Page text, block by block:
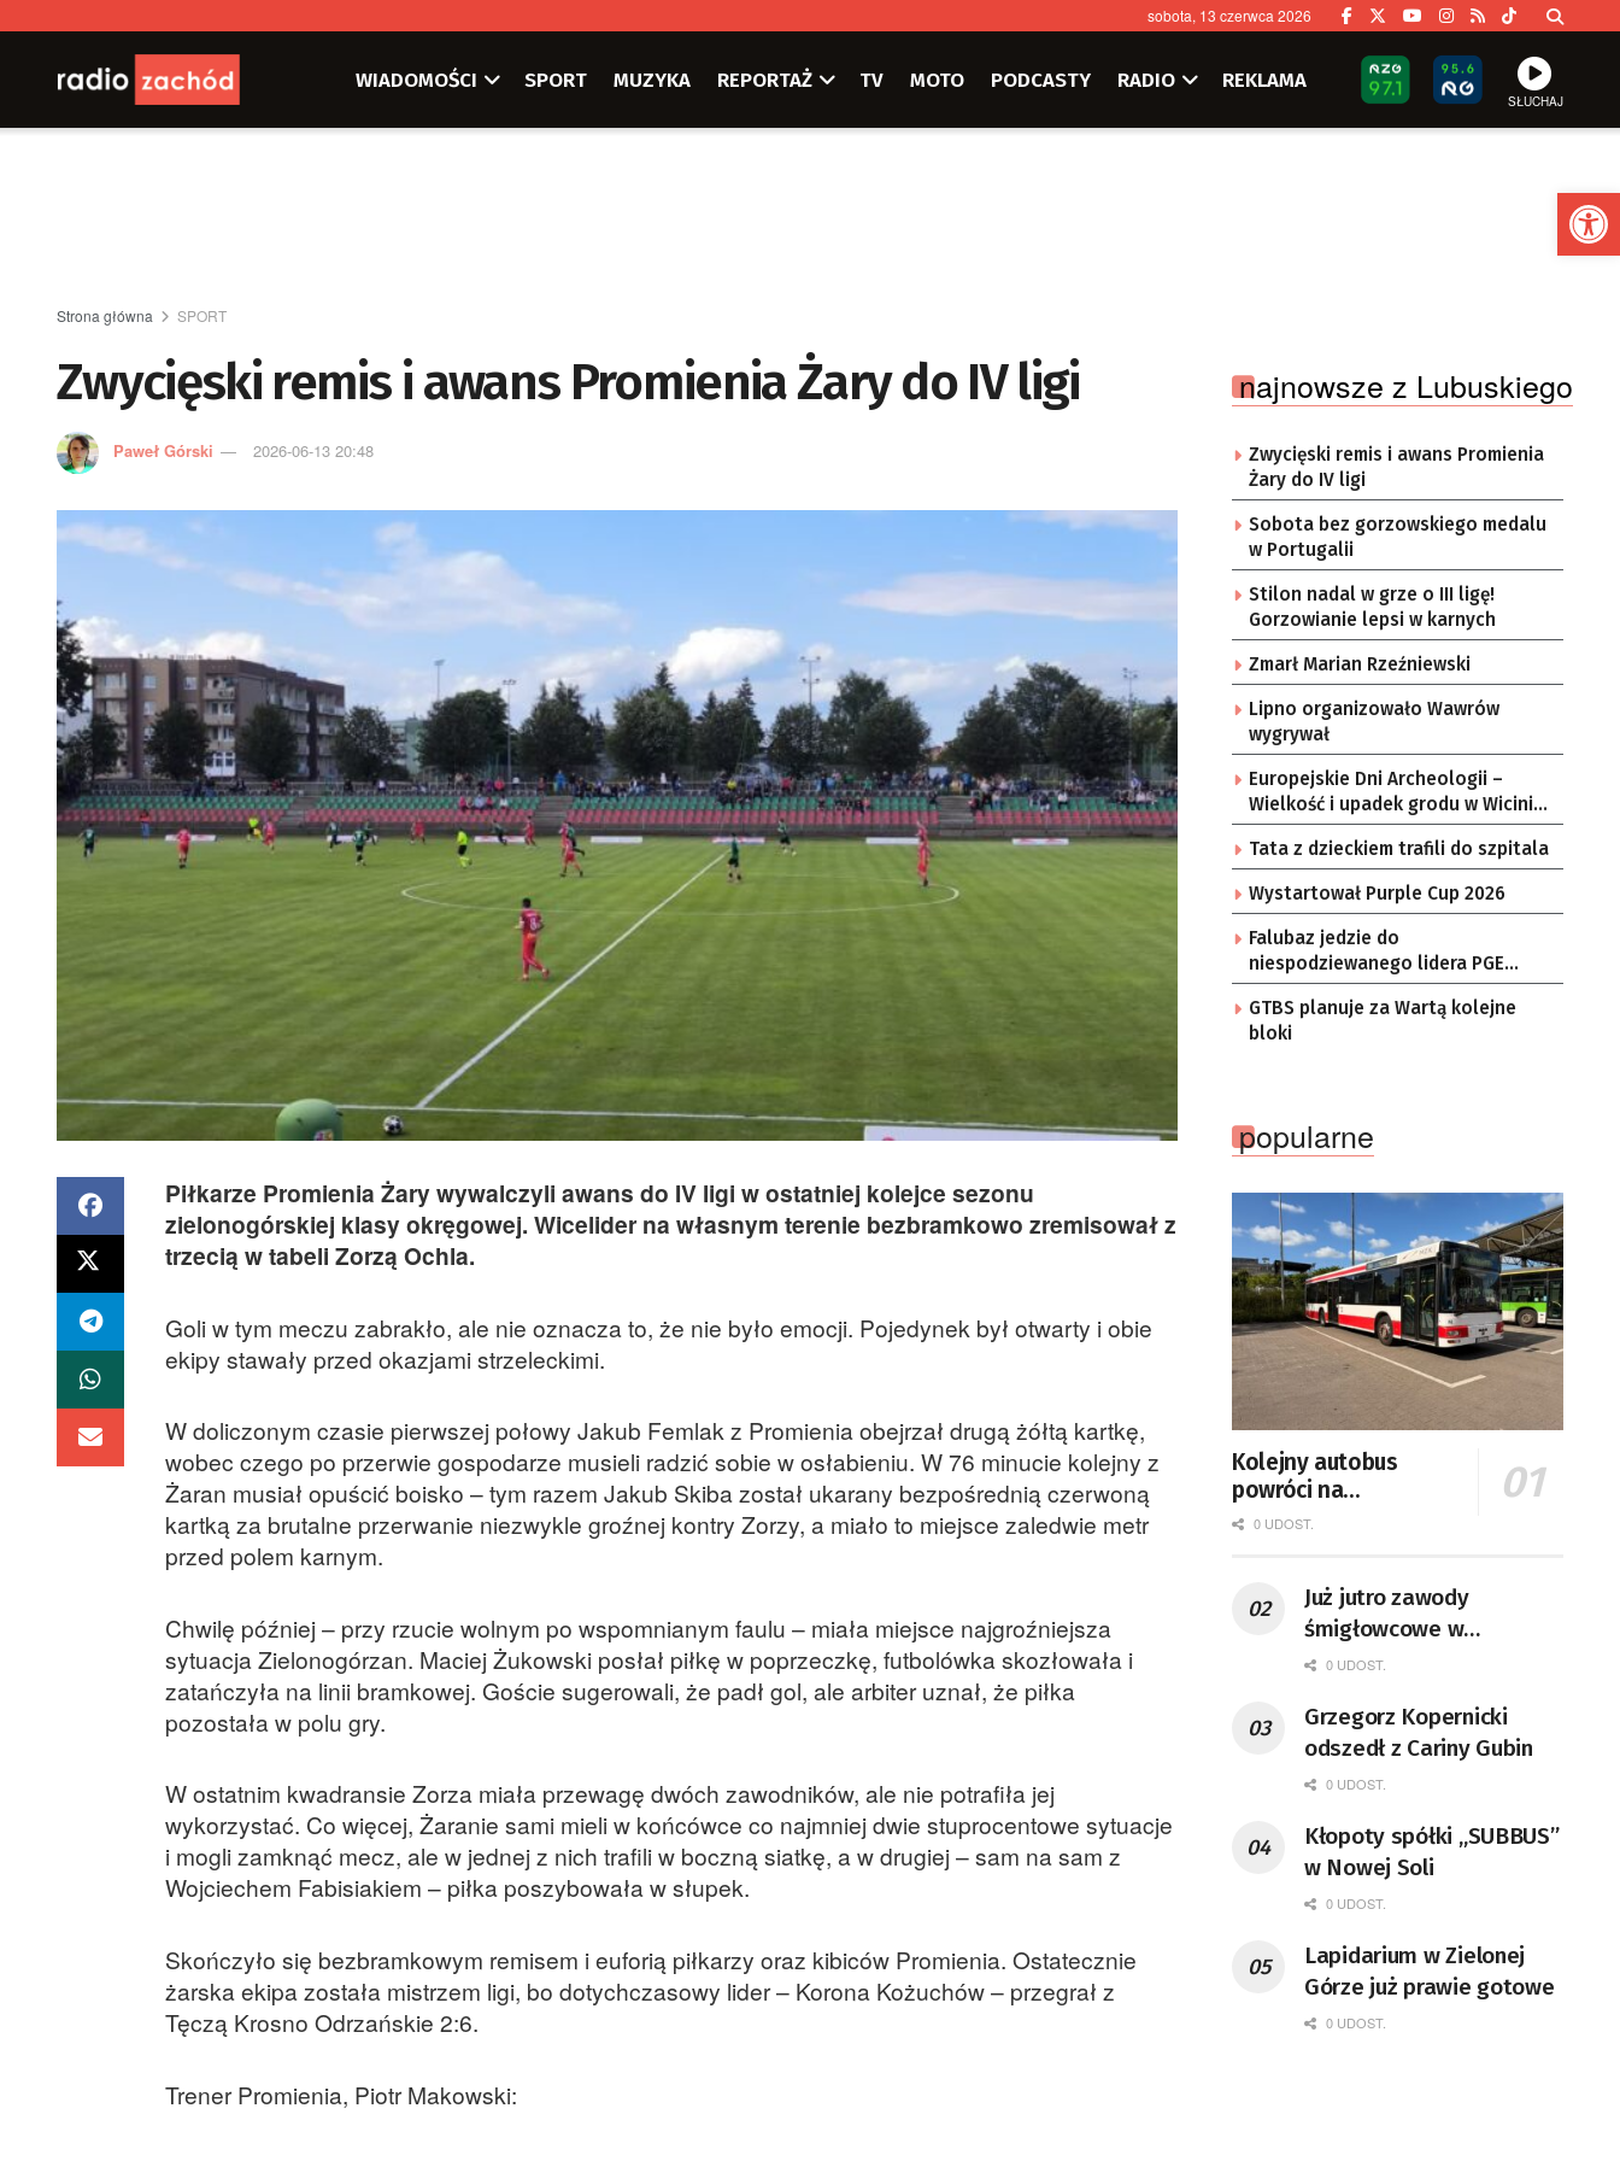
sobota, 13 czerwca 2026
WIADOMOŚCI SPORT MUZYKA REPORTAŻ TV MOTO PODCASTY RADIO REKLAMA
SŁUCHAJ
Strona główna SPORT
Zwycięski remis i awans Promienia Żary do IV ligi
Paweł Górski 2026-06-13 20:48
Piłkarze Promienia Żary wywalczyli awans do IV ligi w ostatniej kolejce sezonu
zielonogórskiej klasy okręgowej. Wicelider na własnym terenie bezbramkowo zremisował z
trzecią w tabeli Zorzą Ochla.
Goli w tym meczu zabrakło, ale nie oznacza to, że nie było emocji. Pojedynek był otwarty i obie
ekipy stawały przed okazjami strzeleckimi.
W doliczonym czasie pierwszej połowy Jakub Femlak z Promienia obejrzał drugą żółtą kartkę,
wobec czego po przerwie gospodarze musieli radzić sobie w osłabieniu. W 76 minucie kolejny z
Żaran musiał opuścić boisko – tym razem Jakub Skiba został ukarany bezpośrednią czerwoną
kartką za brutalne przerwanie niezwykle groźnej kontry Zorzy, a miało to miejsce zaledwie metr
przed polem karnym.
Chwilę później – przy rzucie wolnym po wspomnianym faulu – miała miejsce najgroźniejsza
sytuacja Zielonogórzan. Maciej Żukowski posłał piłkę w poprzeczkę, futbolówka skozłowała i
zatańczyła na linii bramkowej. Goście sugerowali, że padł gol, ale arbiter uznał, że piłka
pozostała w polu gry.
W ostatnim kwadransie Zorza miała przewagę dwóch zawodników, ale nie potrafiła jej
wykorzystać. Co więcej, Żaranie sami mieli w końcówce co najmniej dwie stuprocentowe sytuacje
i mogli zamknąć mecz, ale w jednej z nich trafili w boczną siatkę, a w drugiej – sam na sam z
Wojciechem Fabisiakiem – piłka poszybowała w słupek.
Skończyło się bezbramkowym remisem i euforią piłkarzy oraz kibiców Promienia. Ostatecznie
żarska ekipa została mistrzem ligi, bo dotychczasowy lider – Korona Kożuchów – przegrał z
Tęczą Krosno Odrzańskie 2:6.
Trener Promienia, Piotr Makowski:
najnowsze z Lubuskiego
Zwycięski remis i awans Promienia
Żary do IV ligi
Sobota bez gorzowskiego medalu
w Portugalii
Stilon nadal w grze o III ligę!
Gorzowianie lepsi w karnych
Zmarł Marian Rzeźniewski
Lipno organizowało Wawrów
wygrywał
Europejskie Dni Archeologii –
Wielkość i upadek grodu w Wicinie
[ZDJĘCIA]
Tata z dzieckiem trafili do szpitala
Wystartował Purple Cup 2026
Falubaz jedzie do
niespodziewanego lidera PGE
Ekstraligi
GTBS planuje za Wartą kolejne
bloki
popularne
Kolejny autobus
powróci na
zielonogórskie drogi
0 UDOST.
Już jutro zawody
śmigłowcowe w
Babimoście!
0 UDOST.
Grzegorz Kopernicki
odszedł z Cariny Gubin
0 UDOST.
Kłopoty spółki „SUBBUS”
w Nowej Soli
0 UDOST.
Lapidarium w Zielonej
Górze już prawie gotowe
0 UDOST.